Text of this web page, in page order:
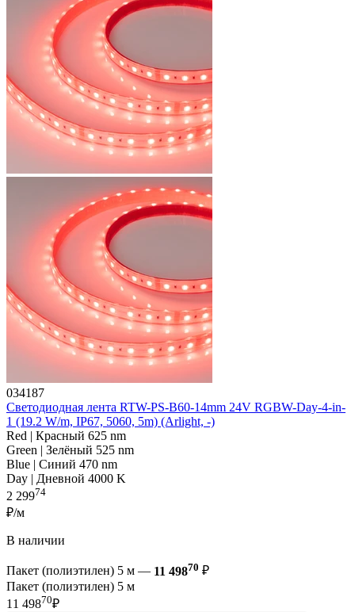
034187
Светодиодная лента RTW-PS-B60-14mm 24V RGBW-Day-4-in-
1 (19.2 W/m, IP67, 5060, 5m) (Arlight, -)
Red | Красный 625 nm
Green | Зелёный 525 nm
Blue | Синий 470 nm
Day | Дневной 4000 K
2 29974
₽/м
В наличии
Пакет (полиэтилен) 5 м — 11 49870 ₽
Пакет (полиэтилен) 5 м
11 49870₽